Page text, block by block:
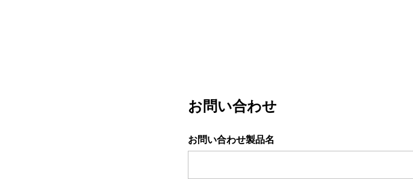
お問い合わせ
お問い合わせ製品名